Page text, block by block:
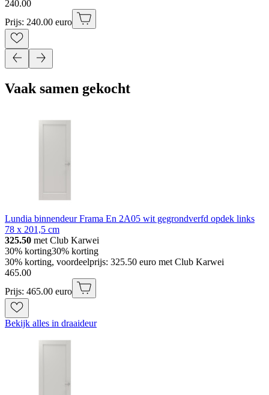
240.00
Prijs: 240.00 euro
Vaak samen gekocht
Lundia binnendeur Frama En 2A05 wit gegrondverfd opdek links
78 x 201,5 cm
325.50 met Club Karwei
30% korting30% korting
30% korting, voordeelprijs: 325.50 euro met Club Karwei
465.00
Prijs: 465.00 euro
Bekijk alles in draaideur